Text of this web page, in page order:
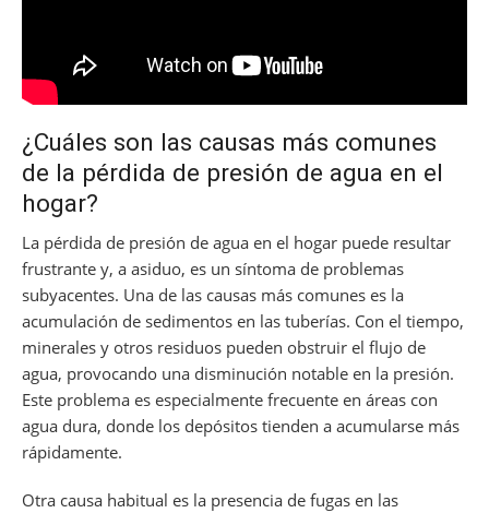
¿Cuáles son las causas más comunes
de la pérdida de presión de agua en el
hogar?
La pérdida de presión de agua en el hogar puede resultar
frustrante y, a asiduo, es un síntoma de problemas
subyacentes. Una de las causas más comunes es la
acumulación de sedimentos en las tuberías. Con el tiempo,
minerales y otros residuos pueden obstruir el flujo de
agua, provocando una disminución notable en la presión.
Este problema es especialmente frecuente en áreas con
agua dura, donde los depósitos tienden a acumularse más
rápidamente.
Otra causa habitual es la presencia de fugas en las